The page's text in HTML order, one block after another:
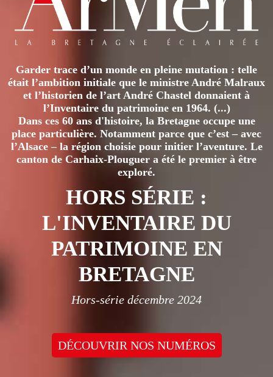
:
AGLAÉ
OUVRE
SES
HORIZONS
PARTAGÉS
Garder trace d’un monde en pleine mutation : telle
était l’ambition initiale que le ministre André Malraux
et l’historien de l’art André Chastel donnaient à
l’Inventaire du patrimoine en 1964. (...)
Dans ces 60 ans d'histoire, la Bretagne occupe une
place particulière. Notamment parce que c’est – avec
l’Alsace – la région choisie pour initier l’aventure. Le
canton de Carhaix-Plouguer a été le premier à être
exploré.
HORS SÉRIE :
L'INVENTAIRE DU
PATRIMOINE EN
BRETAGNE
Hors-série décembre 2024
DÉCOUVRIR NOS NUMÉROS